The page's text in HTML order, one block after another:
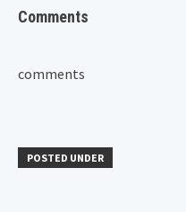
Comments
comments
POSTED UNDER